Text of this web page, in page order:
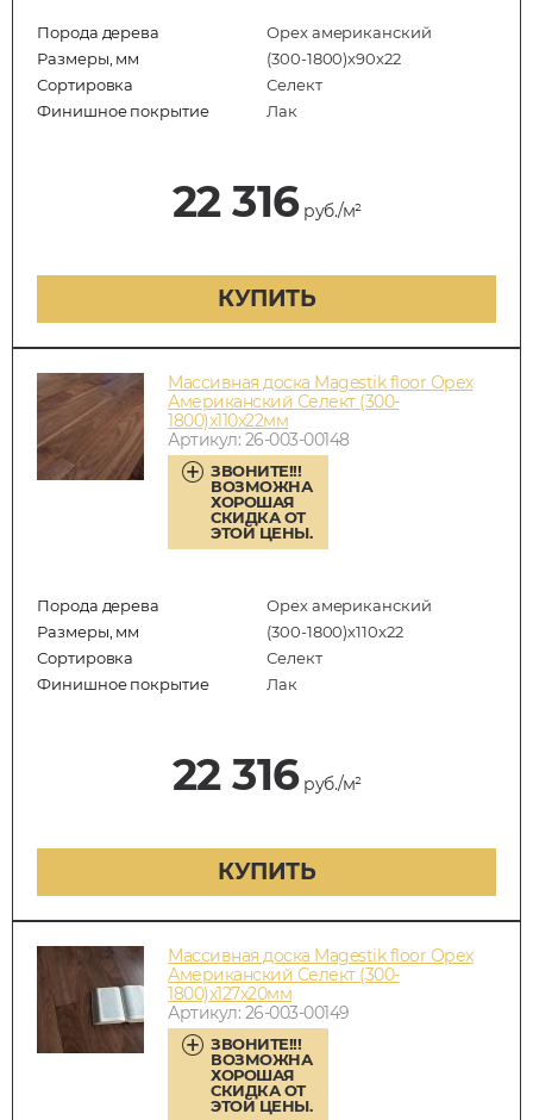
Порода дерева
Орех американский
Размеры, мм
(300-1800)x90x22
Сортировка
Селект
Финишное покрытие
Лак
22 316руб./м²
КУПИТЬ
Массивная доска Magestik floor Орех
Американский Селект (300-
1800)x110x22мм
Артикул: 26-003-00148
ЗВОНИТЕ!!!
ВОЗМОЖНА
ХОРОШАЯ
СКИДКА ОТ
ЭТОЙ ЦЕНЫ.
Порода дерева
Орех американский
Размеры, мм
(300-1800)x110x22
Сортировка
Селект
Финишное покрытие
Лак
22 316руб./м²
КУПИТЬ
Массивная доска Magestik floor Орех
Американский Селект (300-
1800)x127x20мм
Артикул: 26-003-00149
ЗВОНИТЕ!!!
ВОЗМОЖНА
ХОРОШАЯ
СКИДКА ОТ
ЭТОЙ ЦЕНЫ.